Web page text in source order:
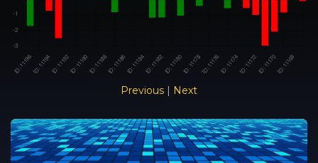
Previous | Next